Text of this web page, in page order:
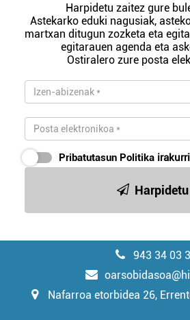
Harpidetu zaitez gure
Astekarko eduki nagusiak,
martxan ditugun zozketa eta
egitarauen agenda eta
Ostiralero zure posta
Pribatutasun Politika
Harpidetu
943 34 03
Nafarroa etorbidea 26,